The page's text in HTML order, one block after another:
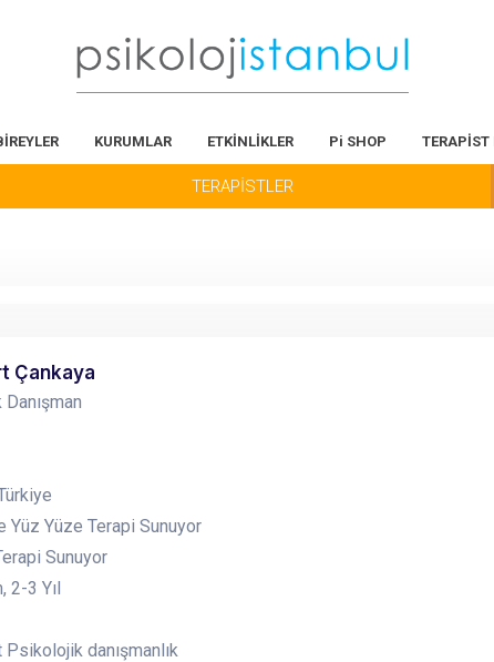
KURUMLAR ETKİNLİKLER Pi SHOP TERAPİST
TERAPİSTLER
Çankaya
Yüz Yüze Terapi Sunuyor
Sunuyor
2-3 Yıl
Psikolojik danışmanlık